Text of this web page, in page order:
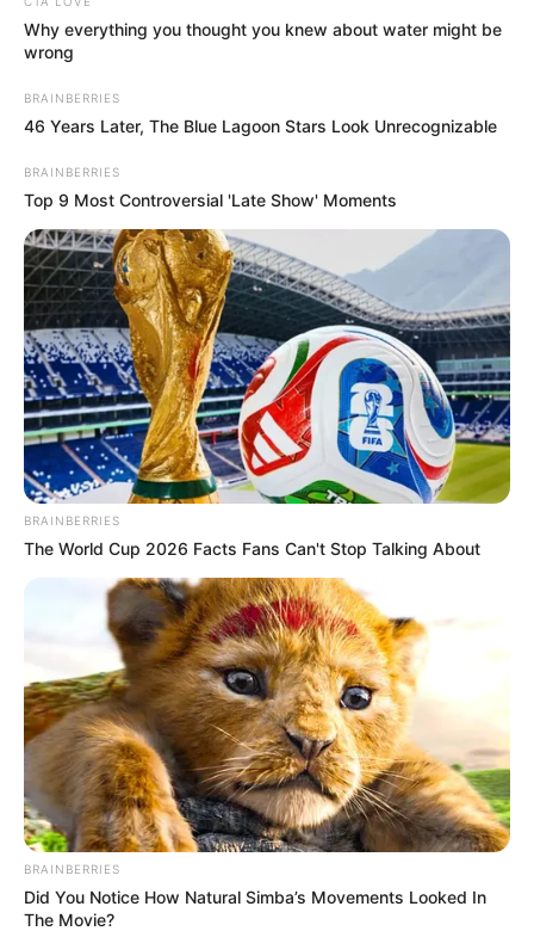
Conforme informações jornalísticas, "o ato deve servir como uma
manifestação de defesa da democracia brasileira e discutir ações
conjuntas para resolver a crise atual."
Também estão presentes no encontro ministros do Supremo
Tribunal Federal (STF) e o vice-presidente, Geraldo Alckmin.
Confira a reunião:
Why everything you thought you knew about water might be
wrong
BRAINBERRIES
46 Years Later, The Blue Lagoon Stars Look Unrecognizable
BRAINBERRIES
Top 9 Most Controversial 'Late Show' Moments
BRAINBERRIES
The World Cup 2026 Facts Fans Can't Stop Talking About
BRAINBERRIES
Did You Notice How Natural Simba’s Movements Looked In
The Movie?